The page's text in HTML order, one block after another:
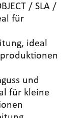
/ SLA /
für
ideal
und
für kleine